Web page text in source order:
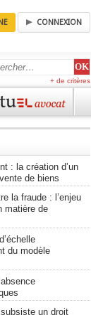
CONNEXION
+ de critères
: la création d’un
de biens
la fraude : l’enjeu
matière de
du modèle
un droit